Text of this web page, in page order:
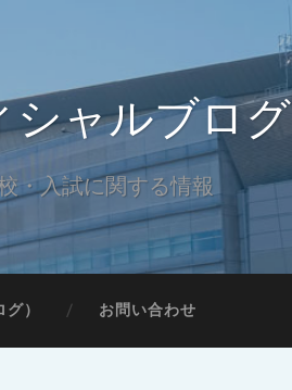
ャルブログ
・入試に関する情報
） お問い合わせ